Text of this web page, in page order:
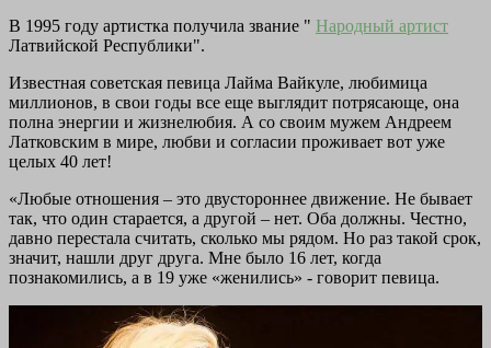
В 1995 году артистка получила звание " Народный артист
Латвийской Республики".
Известная советская певица Лайма Вайкуле, любимица
миллионов, в свои годы все еще выглядит потрясающе, она
полна энергии и жизнелюбия. А со своим мужем Андреем
Латковским в мире, любви и согласии проживает вот уже
целых 40 лет!
«Любые отношения – это двустороннее движение. Не бывает
так, что один старается, а другой – нет. Оба должны. Честно,
давно перестала считать, сколько мы рядом. Но раз такой срок,
значит, нашли друг друга. Мне было 16 лет, когда
познакомились, а в 19 уже «женились» - говорит певица.